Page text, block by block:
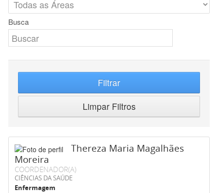
Busca
Filtrar
Limpar Filtros
Thereza Maria Magalhães
Moreira
COORDENADOR(A)
CIÊNCIAS DA SAÚDE
Enfermagem